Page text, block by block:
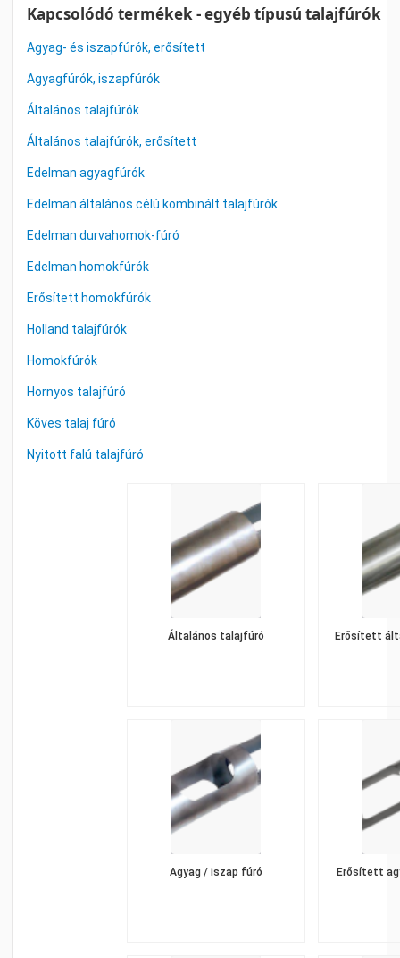
Kapcsolódó termékek - egyéb típusú talajfúrók
Agyag- és iszapfúrók, erősített
Agyagfúrók, iszapfúrók
Általános talajfúrók
Általános talajfúrók, erősített
Edelman agyagfúrók
Edelman általános célú kombinált talajfúrók
Edelman durvahomok-fúró
Edelman homokfúrók
Erősített homokfúrók
Holland talajfúrók
Homokfúrók
Hornyos talajfúró
Köves talaj fúró
Nyitott falú talajfúró
Általános talajfúró Erősített
Agyag / iszap fúró Erősített